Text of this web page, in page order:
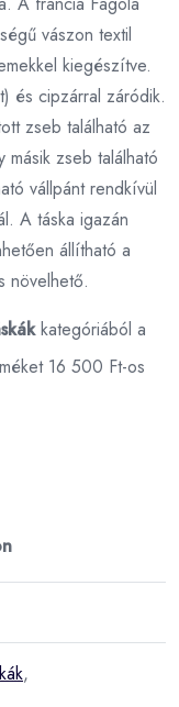
vászon textil
kiegészítve.
és cipzárral záródik.
zseb található az
zseb található
vállpánt rendkívül
A táska igazán
állítható a
növelhető.
kategóriából a
16 500 Ft-os
,